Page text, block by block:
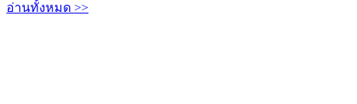
อ่านทั้งหมด >>